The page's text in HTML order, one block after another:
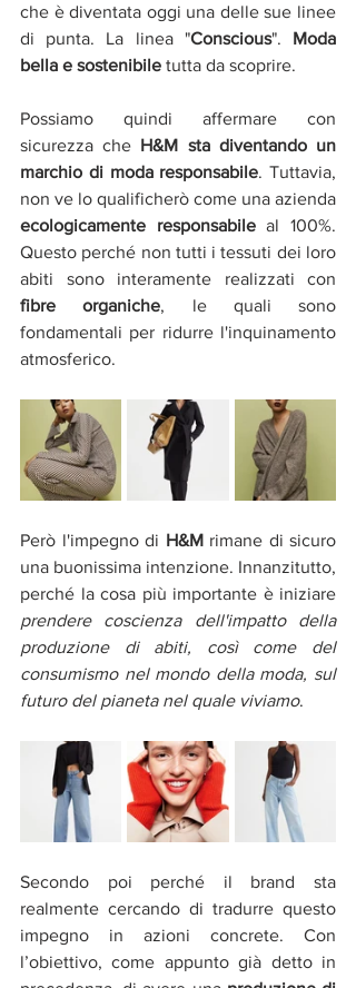
che è diventata oggi una delle sue linee
di punta. La linea "Conscious". Moda
bella e sostenibile tutta da scoprire.
Possiamo quindi affermare con
sicurezza che H&M sta diventando un
marchio di moda responsabile. Tuttavia,
ecologicamente responsabile al 100%.
Questo perché non tutti i tessuti dei loro
fibre organiche, le quali sono
fondamentali per ridurre l'inquinamento
atmosferico.
Però l'impegno di H&M rimane di sicuro
una buonissima intenzione. Innanzitutto,
prendere coscienza dell'impatto della
produzione di abiti, così come del
consumismo nel mondo della moda, sul
futuro del pianeta nel quale viviamo.
Secondo poi perché il brand sta
realmente cercando di tradurre questo
impegno in azioni concrete. Con
l’obiettivo, come appunto già detto in